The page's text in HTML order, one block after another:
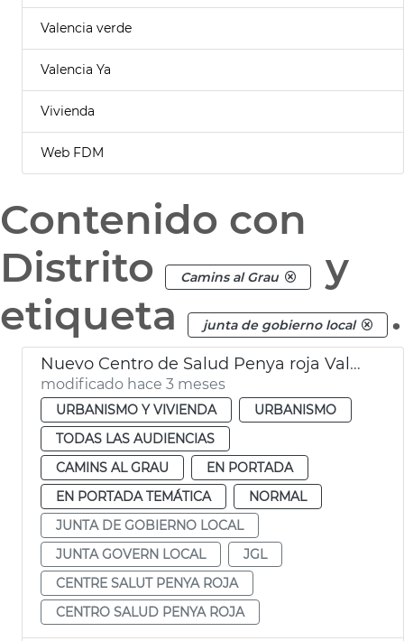
Valencia verde
Valencia Ya
Vivienda
Web FDM
Contenido con
Distrito
Camins al Grau
y
etiqueta
junta de gobierno local .
Nuevo Centro de Salud Penya roja València
modificado hace 3 meses
URBANISMO Y VIVIENDA
URBANISMO
TODAS LAS AUDIENCIAS
CAMINS AL GRAU
EN PORTADA
EN PORTADA TEMÁTICA
NORMAL
JUNTA DE GOBIERNO LOCAL
JUNTA GOVERN LOCAL
JGL
CENTRE SALUT PENYA ROJA
CENTRO SALUD PENYA ROJA